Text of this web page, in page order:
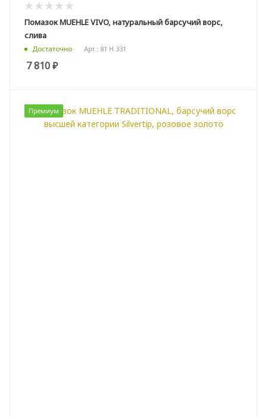
Помазок MUEHLE VIVO, натуральный барсучий ворс,
слива
Достаточно Арт.: 81 H 331
7 810₽
Премиум